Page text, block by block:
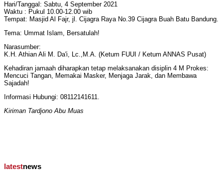
Hari/Tanggal: Sabtu, 4 September 2021
Waktu : Pukul 10.00-12.00 wib
Tempat: Masjid Al Fajr, jl. Cijagra Raya No.39 Cijagra Buah Batu Bandung.
Tema: Ummat Islam, Bersatulah!
Narasumber:
K.H. Athian Ali M. Da'i, Lc.,M.A. (Ketum FUUI / Ketum ANNAS Pusat)
Kehadiran jamaah diharapkan tetap melaksanakan disiplin 4 M Prokes:
Mencuci Tangan, Memakai Masker, Menjaga Jarak, dan Membawa
Sajadah!
Informasi Hubungi: 08112141611.
Kiriman Tardjono Abu Muas
latestnews